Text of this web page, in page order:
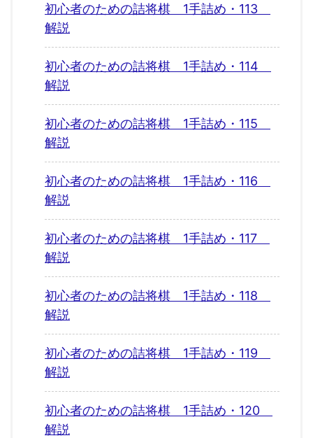
初心者のための詰将棋 1手詰め・113
解説
初心者のための詰将棋 1手詰め・114
解説
初心者のための詰将棋 1手詰め・115
解説
初心者のための詰将棋 1手詰め・116
解説
初心者のための詰将棋 1手詰め・117
解説
初心者のための詰将棋 1手詰め・118
解説
初心者のための詰将棋 1手詰め・119
解説
初心者のための詰将棋 1手詰め・120
解説